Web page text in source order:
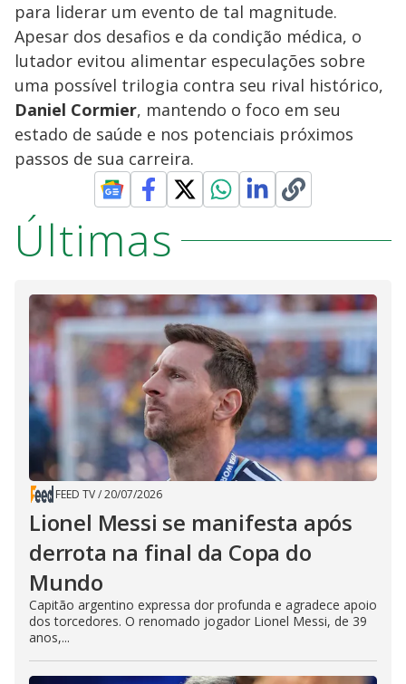
para liderar um evento de tal magnitude.
Apesar dos desafios e da condição médica, o
lutador evitou alimentar especulações sobre
uma possível trilogia contra seu rival histórico,
Daniel Cormier, mantendo o foco em seu
estado de saúde e nos potenciais próximos
passos de sua carreira.
Últimas
FEED TV/20/07/2026
Lionel Messi se manifesta após
derrota na final da Copa do
Mundo
Capitão argentino expressa dor profunda e agradece apoio
dos torcedores. O renomado jogador Lionel Messi, de 39
anos,...